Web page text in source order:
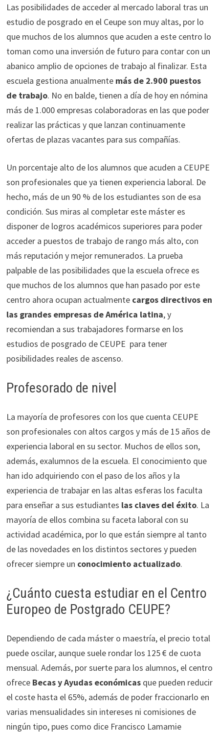
Las posibilidades de acceder al mercado laboral tras un
estudio de posgrado en el Ceupe son muy altas, por lo
que muchos de los alumnos que acuden a este centro lo
toman como una inversión de futuro para contar con un
abanico amplio de opciones de trabajo al finalizar. Esta
escuela gestiona anualmente más de 2.900 puestos
de trabajo. No en balde, tienen a día de hoy en nómina
más de 1.000 empresas colaboradoras en las que poder
realizar las prácticas y que lanzan continuamente
ofertas de plazas vacantes para sus compañías.
Un porcentaje alto de los alumnos que acuden a CEUPE
son profesionales que ya tienen experiencia laboral. De
hecho, más de un 90 % de los estudiantes son de esa
condición. Sus miras al completar este máster es
disponer de logros académicos superiores para poder
acceder a puestos de trabajo de rango más alto, con
más reputación y mejor remunerados. La prueba
palpable de las posibilidades que la escuela ofrece es
que muchos de los alumnos que han pasado por este
centro ahora ocupan actualmente cargos directivos en
las grandes empresas de América latina, y
recomiendan a sus trabajadores formarse en los
estudios de posgrado de CEUPE para tener
posibilidades reales de ascenso.
Profesorado de nivel
La mayoría de profesores con los que cuenta CEUPE
son profesionales con altos cargos y más de 15 años de
experiencia laboral en su sector. Muchos de ellos son,
además, exalumnos de la escuela. El conocimiento que
han ido adquiriendo con el paso de los años y la
experiencia de trabajar en las altas esferas los faculta
para enseñar a sus estudiantes las claves del éxito. La
mayoría de ellos combina su faceta laboral con su
actividad académica, por lo que están siempre al tanto
de las novedades en los distintos sectores y pueden
ofrecer siempre un conocimiento actualizado.
¿Cuánto cuesta estudiar en el Centro
Europeo de Postgrado CEUPE?
Dependiendo de cada máster o maestría, el precio total
puede oscilar, aunque suele rondar los 125 € de cuota
mensual. Además, por suerte para los alumnos, el centro
ofrece Becas y Ayudas económicasque pueden reducir
el coste hasta el 65%, además de poder fraccionarlo en
varias mensualidades sin intereses ni comisiones de
ningún tipo, pues como dice Francisco Lamamie